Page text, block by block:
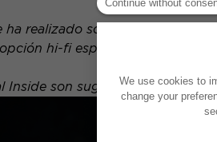
ha realizado sobre la base de
hi-fi específica, la
Inside son sugerencias de